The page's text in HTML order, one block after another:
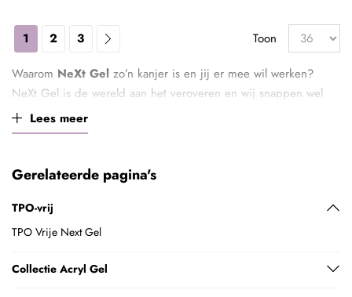
1 2 3 Toon
Waarom NeXt Gel zo’n kanjer is en jij er mee wil werken?
NeXt Gel is de wereld aan het veroveren en wij snappen wel
waarom.
revolutionair product in het nagelproductenschap. Een paar
dan gel, gemakkelijker aan te brengen dan acryl, heeft een
perfecte hechting, is prettig om te vijlen en heeft een prettige
NeXt Gel versus acryl
Lees meer
Gerelateerde pagina's
TPO-vrij
TPO Vrije Next Gel
Collectie Acryl Gel